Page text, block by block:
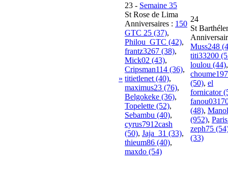
»
23 - Semaine 35
St Rose de Lima
Anniversaires : 150
GTC 25 (37),
Philou_GTC (42),
frantz3267 (38),
Mick02 (43),
Cripsman114 (36),
titietlenet (40),
maximus23 (76),
Belgokeke (36),
Topelette (52),
Sebambu (40),
cyrus7912cash
(50), Jaja_31 (33),
thieum86 (40),
maxdo (54)
24
St
Muss248
titi33200
loulou (44),
(50), el
fornicator
(48),
(952),
zeph75
(33)